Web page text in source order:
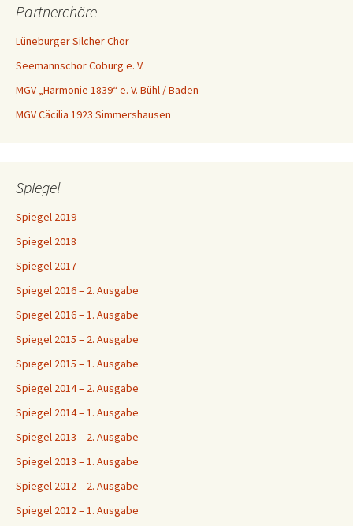
Partnerchöre
Lüneburger Silcher Chor
Seemannschor Coburg e. V.
MGV „Harmonie 1839“ e. V. Bühl / Baden
MGV Cäcilia 1923 Simmershausen
Spiegel
Spiegel 2019
Spiegel 2018
Spiegel 2017
Spiegel 2016 – 2. Ausgabe
Spiegel 2016 – 1. Ausgabe
Spiegel 2015 – 2. Ausgabe
Spiegel 2015 – 1. Ausgabe
Spiegel 2014 – 2. Ausgabe
Spiegel 2014 – 1. Ausgabe
Spiegel 2013 – 2. Ausgabe
Spiegel 2013 – 1. Ausgabe
Spiegel 2012 – 2. Ausgabe
Spiegel 2012 – 1. Ausgabe